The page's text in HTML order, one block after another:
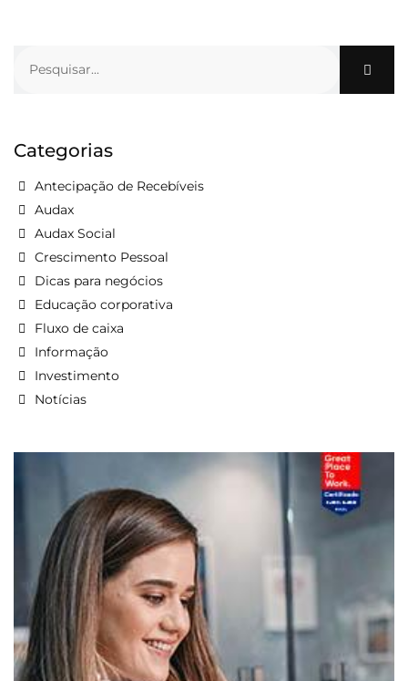
Categorias
Antecipação de Recebíveis
Audax
Audax Social
Crescimento Pessoal
Dicas para negócios
Educação corporativa
Fluxo de caixa
Informação
Investimento
Notícias